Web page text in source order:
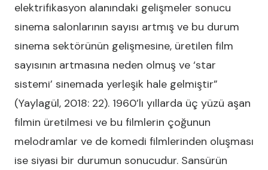
elektrifikasyon alanındaki gelişmeler sonucu
sinema salonlarının sayısı artmış ve bu durum
sinema sektörünün gelişmesine, üretilen film
sayısının artmasına neden olmuş ve ‘star
sistemi’ sinemada yerleşik hale gelmiştir”
(Yaylagül, 2018: 22). 1960’lı yıllarda üç yüzü aşan
filmin üretilmesi ve bu filmlerin çoğunun
melodramlar ve de komedi filmlerinden oluşması
ise siyasi bir durumun sonucudur. Sansürün